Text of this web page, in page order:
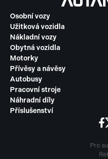
Osobní vozy
Užitková vozidla
Nákladní vozy
Obytná vozidla
Motorky
Přívěsy a návěsy
Autobusy
Pracovní stroje
Náhradní díly
Příslušenství
Pro